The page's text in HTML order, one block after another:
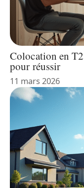
Colocation en
pour réussir
11 mars 2026